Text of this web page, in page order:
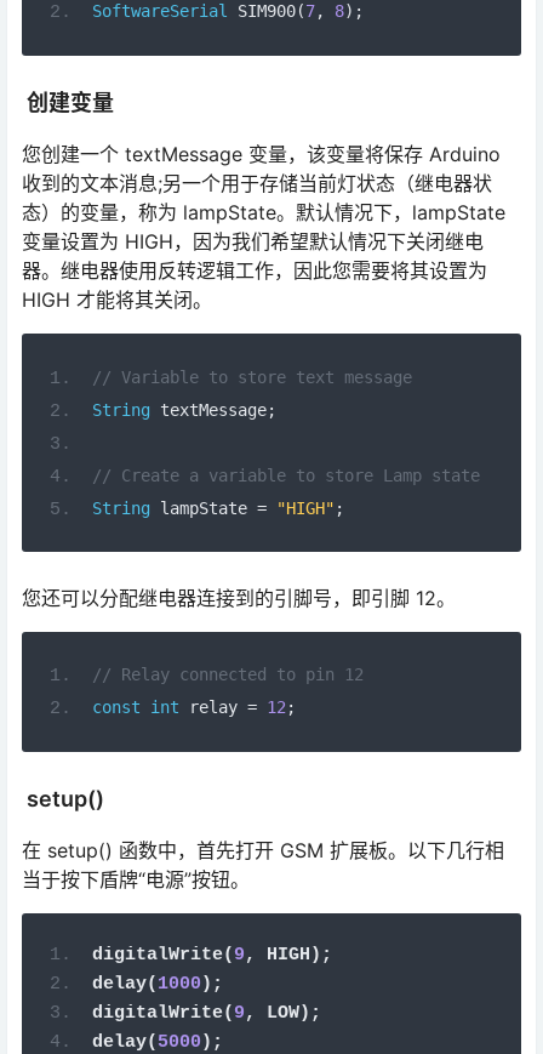
SoftwareSerial
SIM900(7, 8);
创建变量
您创建一个 textMessage 变量，该变量将保存 Arduino
收到的文本消息;另一个用于存储当前灯状态（继电器状
态）的变量，称为 lampState。默认情况下，lampState
变量设置为 HIGH，因为我们希望默认情况下关闭继电
器。继电器使用反转逻辑工作，因此您需要将其设置为
HIGH 才能将其关闭。
// Variable to store text message
String textMessage;
// Create a variable to store Lamp state
String lampState = "HIGH" ;
您还可以分配继电器连接到的引脚号，即引脚 12。
// Relay connected to pin 12
const
int relay = 12 ;
setup()
在 setup() 函数中，首先打开 GSM 扩展板。以下几行相
当于按下盾牌“电源”按钮。
digitalWrite( 9, HIGH );
delay( 1000 );
digitalWrite( 9, LOW);
delay( 5000 );